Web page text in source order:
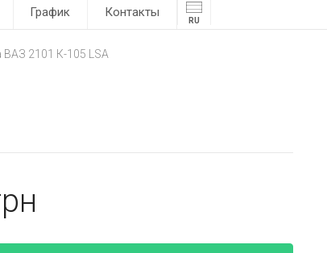
График Контакты
RU
2101 К-105 LSA